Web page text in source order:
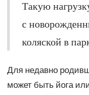
Такую
с
коляской в
Для недавно
может быть йога